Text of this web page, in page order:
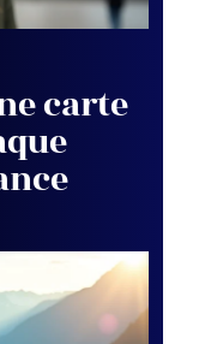
carte